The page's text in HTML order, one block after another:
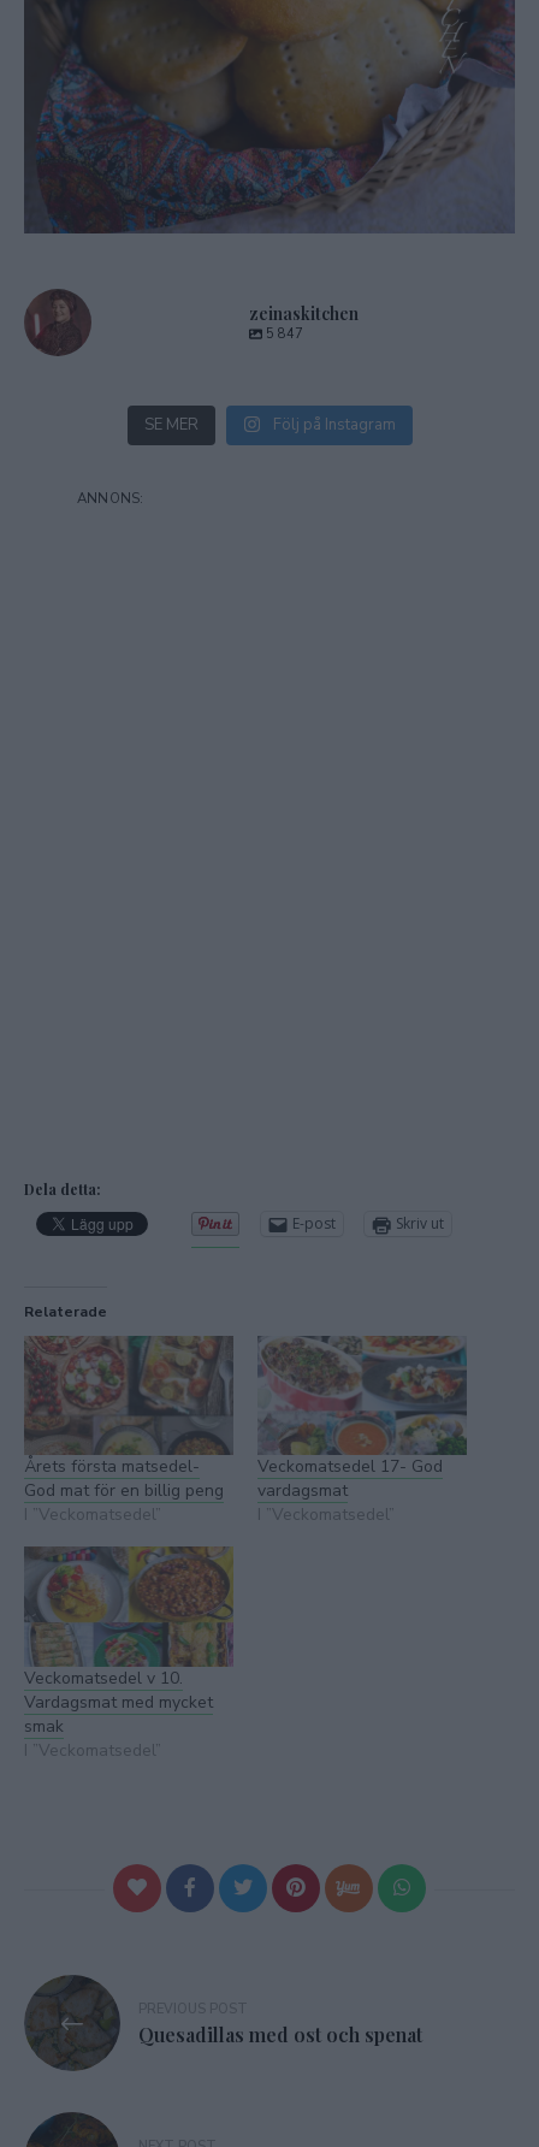
zeinaskitchen
5 847
SE MER Följ på Instagram
Dela detta:
E-post Skriv ut
Relaterade
Årets första matsedel-
God mat för en billig peng
I ”Veckomatsedel”
Veckomatsedel 17- God
vardagsmat
I ”Veckomatsedel”
Veckomatsedel v 10.
Vardagsmat med mycket
smak
I ”Veckomatsedel”
Inläggsnavigering
Quesadillas med ost och spenat